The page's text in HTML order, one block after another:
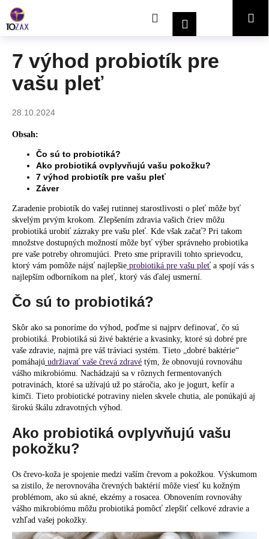
obsah
HľadaťPrihlásenieNákupný
7 výhod probiotík pre
vašu pleť
28.10.2024
Obsah:
Čo sú to probiotiká?
Ako probiotiká ovplyvňujú vašu pokožku?
7 výhod probiotík pre vašu pleť
Záver
Zaradenie probiotík do vašej rutinnej starostlivosti o pleť môže byť
skvelým prvým krokom. Zlepšením zdravia vašich čriev môžu
probiotiká urobiť zázraky pre vašu pleť. Kde však začať? Pri takom
množstve dostupných možností môže byť výber správneho probiotika
pre vaše potreby ohromujúci. Preto sme pripravili tohto sprievodcu,
ktorý vám pomôže nájsť najlepšie probiotiká pre vašu pleť a spojí vás s
najlepším odborníkom na pleť, ktorý vás ďalej usmerní.
Čo sú to probiotiká?
Skôr ako sa ponoríme do výhod, poďme si najprv definovať, čo sú
probiotiká. Probiotiká sú živé baktérie a kvasinky, ktoré sú dobré pre
vaše zdravie, najmä pre váš tráviaci systém. Tieto „dobré baktérie“
pomáhajú udržiavať vaše črevá zdravé tým, že obnovujú rovnováhu
vášho mikrobiómu. Nachádzajú sa v rôznych fermentovaných
potravinách, ktoré sa užívajú už po stáročia, ako je jogurt, kefír a
kimči. Tieto probiotické potraviny nielen skvele chutia, ale ponúkajú aj
širokú škálu zdravotných výhod.
Ako probiotiká ovplyvňujú vašu
pokožku?
Os črevo-koža je spojenie medzi vaším črevom a pokožkou. Výskumom
sa zistilo, že nerovnováha črevných baktérií môže viesť ku kožným
problémom, ako sú akné, ekzémy a rosacea. Obnovením rovnováhy
vášho mikrobiómu môžu probiotiká pomôcť zlepšiť celkové zdravie a
vzhľad vašej pokožky.
o
Č
o
o
t
j
e
t
e
n
á
j
ť
?
HĽADAŤ
O
d
p
o
r
ú